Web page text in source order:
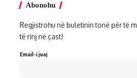
Abonohu
Regjistrohu në buletinin tonë për të
të rinj në çast!
Email-i juaj